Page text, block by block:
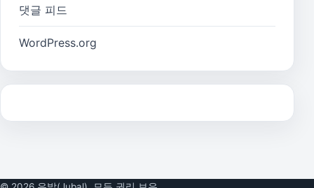
댓글 피드
WordPress.org